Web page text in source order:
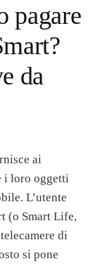
pagare
da
ai
i loro oggetti
L’utente
(o Smart Life,
di
si pone